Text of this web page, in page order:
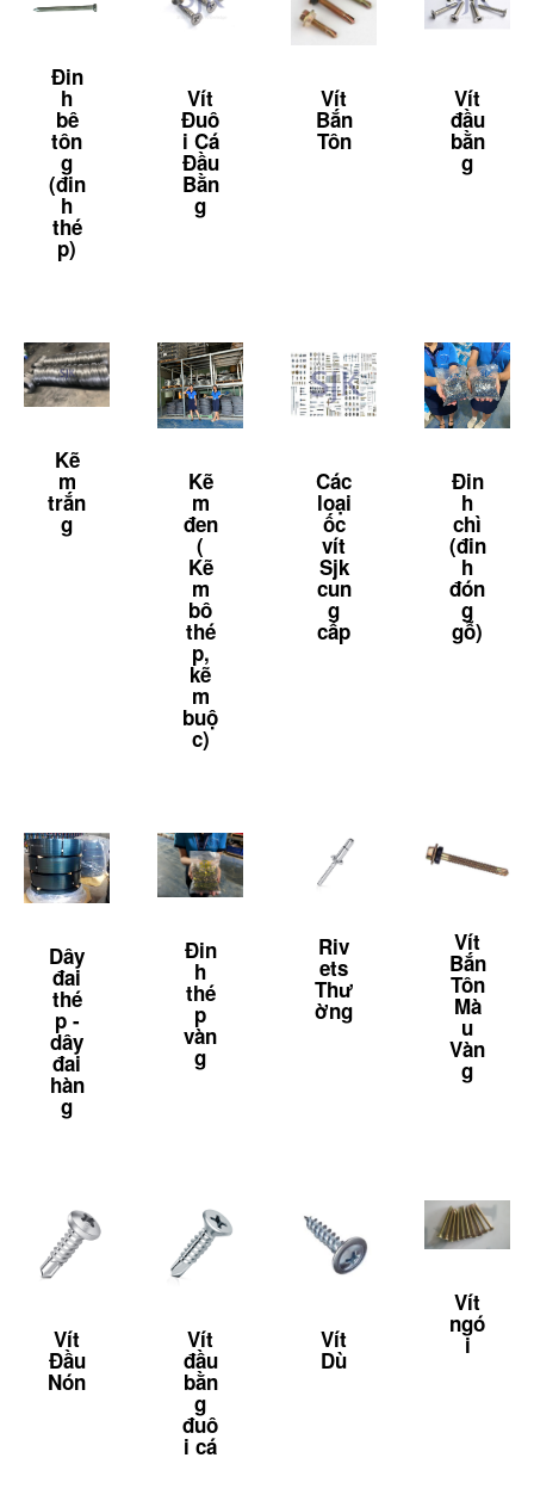
Đin
h
bê
tôn
g
(đin
h
thé
p)
Vít
Đuô
i Cá
Đầu
Bằn
g
Vít
Bắn
Tôn
Vít
đầu
bằn
g
Kẽ
m
trắn
g
Kẽ
m
đen
(
Kẽ
m
bô
thé
p,
kẽ
m
buộ
c)
Các
loại
ốc
vít
Sjk
cun
g
cấp
Đin
h
chì
(đin
h
đón
g
gỗ)
Dây
đai
thé
p -
dây
đai
hàn
g
Đin
h
thé
p
vàn
g
Riv
ets
Thư
ờng
Vít
Bắn
Tôn
Mà
u
Vàn
g
Vít
Đầu
Nón
Vít
đầu
bằn
g
đuô
i cá
Vít
Dù
Vít
ngó
i